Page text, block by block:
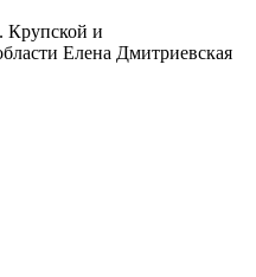
Крупской и
Елена Дмитриевская